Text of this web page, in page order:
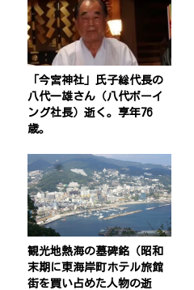
「今宮神社」氏子総代長の
八代一雄さん（八代ボーイ
ング社長）逝く。享年76
歳。
観光地熱海の墓碑銘（昭和
末期に東海岸町ホテル旅館
街を買い占めた人物の逝